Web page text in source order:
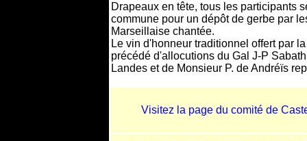
Drapeaux en tête, tous les participants
commune pour un dépôt de gerbe par
Marseillaise chantée.
Le vin d'honneur traditionnel offert par
précédé d'allocutions du Gal J-P
Landes et de Monsieur P. de Andréïs
Visitez la page du comité de